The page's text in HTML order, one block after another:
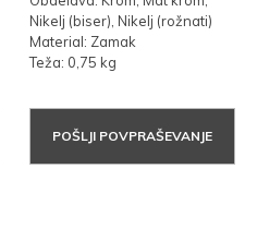
Nikelj (biser), Nikelj (rožnati)
Material: Zamak
Teža: 0,75 kg
POŠLJI POVPRAŠEVANJE